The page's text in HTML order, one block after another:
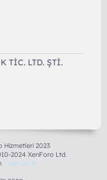
TİC. LTD. ŞTİ.
Hizmetleri 2023
2024 XenForo Ltd.
- XenGenTr